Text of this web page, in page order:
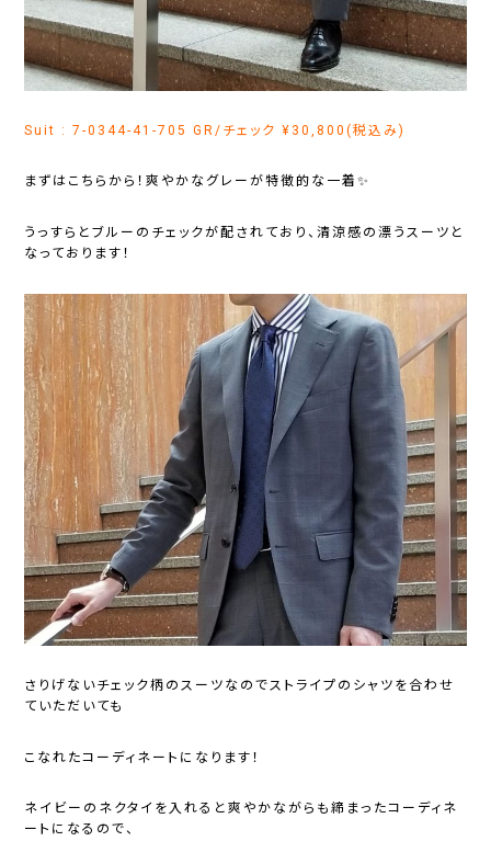
Suit : 7-0344-41-705 GR/チェック ¥30,800(税込み)
まずはこちらから！爽やかなグレーが特徴的な一着✨
うっすらとブルーのチェックが配されており、清涼感の漂うスーツと
なっております！
さりげないチェック柄のスーツなのでストライプのシャツを合わせ
ていただいても
こなれたコーディネートになります！
ネイビーのネクタイを入れると爽やかながらも締まったコーディネ
ートになるので、